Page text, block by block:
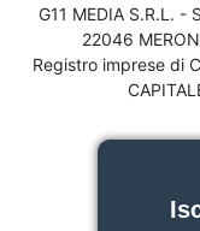
G11 MEDIA S.R.L. -
22046
Registro imprese di